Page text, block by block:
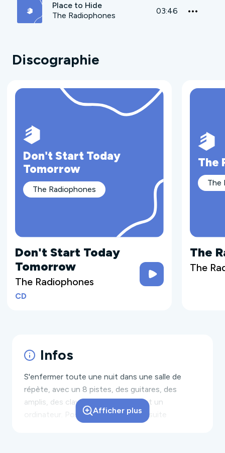
Place to Hide
The Radiophones
03:46
Discographie
Don't Start Today
Tomorrow
The Radiophones
Don't Start Today
Tomorrow
The Radiophones
CD
The
The
The
The
Infos
S'enfermer toute une nuit dans une salle de
répète, avec un 8 pistes, des guitares, des
amplis, des claviers, une batterie, et un
ordinateur. Poser une voix sur une suite
Afficher plus